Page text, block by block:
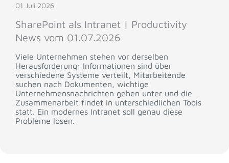
01 Juli 2026
SharePoint als Intranet | Productivity
News vom 01.07.2026
Viele Unternehmen stehen vor derselben
Herausforderung: Informationen sind über
verschiedene Systeme verteilt, Mitarbeitende
suchen nach Dokumenten, wichtige
Unternehmensnachrichten gehen unter und die
Zusammenarbeit findet in unterschiedlichen Tools
statt. Ein modernes Intranet soll genau diese
Probleme lösen.